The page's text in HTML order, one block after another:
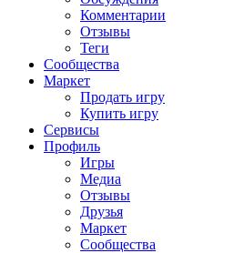
Комментарии
Отзывы
Теги
Сообщества
Маркет
Продать игру
Купить игру
Сервисы
Профиль
Игры
Медиа
Отзывы
Друзья
Маркет
Сообщества